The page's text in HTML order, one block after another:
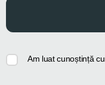
Am luat cunoștință cu